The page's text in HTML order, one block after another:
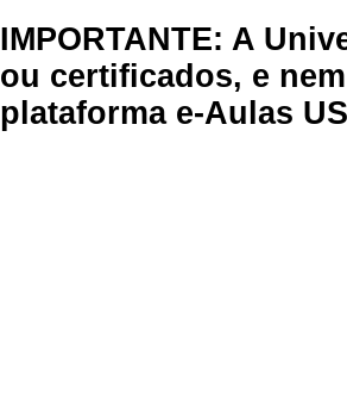
IMPORTANTE: A
ou certificados, e
plataforma e-Aulas